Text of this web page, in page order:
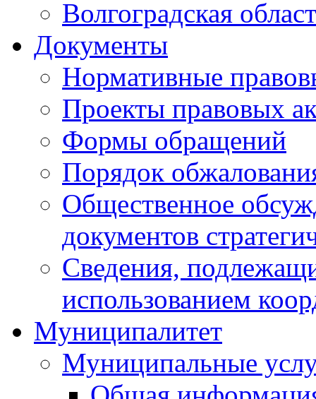
Волгоградская
Документы
Нормативные
Проекты правовых
Формы обращений
Порядок
Общественное
документов
Сведения,
использованием
Муниципалитет
Муниципальные